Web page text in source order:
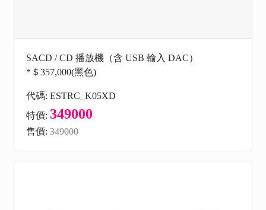
SACD / CD 播放機（含 USB 輸入 DAC）
*＄357,000(黑色)
代碼: ESTRC_K05XD
特價: 349000
售價: 349000